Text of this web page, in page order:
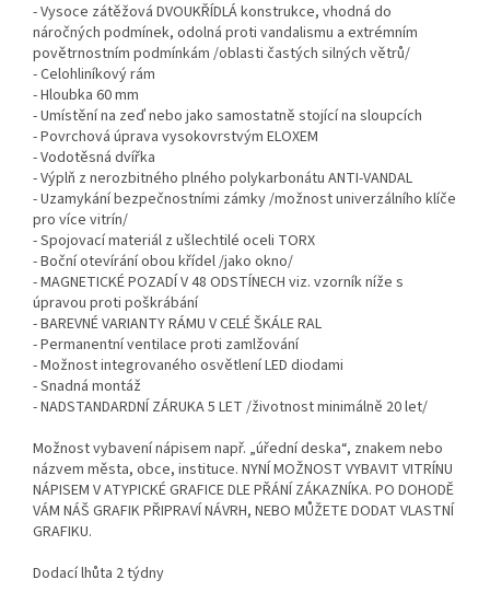
- Vysoce zátěžová DVOUKŘÍDLÁ konstrukce, vhodná do
náročných podmínek, odolná proti vandalismu a extrémním
povětrnostním podmínkám /oblasti častých silných větrů/
- Celohliníkový rám
- Hloubka 60 mm
- Umístění na zeď nebo jako samostatně stojící na sloupcích
- Povrchová úprava vysokovrstvým ELOXEM
- Vodotěsná dvířka
- Výplň z nerozbitného plného polykarbonátu ANTI-VANDAL
- Uzamykání bezpečnostními zámky /možnost univerzálního klíče
pro více vitrín/
- Spojovací materiál z ušlechtilé oceli TORX
- Boční otevírání obou křídel /jako okno/
- MAGNETICKÉ POZADÍ V 48 ODSTÍNECH viz. vzorník níže s
úpravou proti poškrábání
- BAREVNÉ VARIANTY RÁMU V CELÉ ŠKÁLE RAL
- Permanentní ventilace proti zamlžování
- Možnost integrovaného osvětlení LED diodami
- Snadná montáž
- NADSTANDARDNÍ ZÁRUKA 5 LET /životnost minimálně 20 let/
Možnost vybavení nápisem např. „úřední deska“, znakem nebo
názvem města, obce, instituce. NYNÍ MOŽNOST VYBAVIT VITRÍNU
NÁPISEM V ATYPICKÉ GRAFICE DLE PŘÁNÍ ZÁKAZNÍKA. PO DOHODĚ
VÁM NÁŠ GRAFIK PŘIPRAVÍ NÁVRH, NEBO MŮŽETE DODAT VLASTNÍ
GRAFIKU.
Dodací lhůta 2 týdny